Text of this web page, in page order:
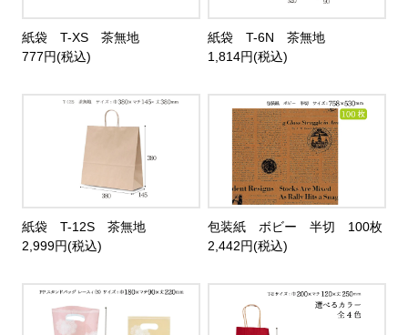
紙袋 T-XS 茶無地
777円(税込)
紙袋 T-6N 茶無地
1,814円(税込)
紙袋 T-12S 茶無地
2,999円(税込)
包装紙 ボビー 半切 100枚
2,442円(税込)